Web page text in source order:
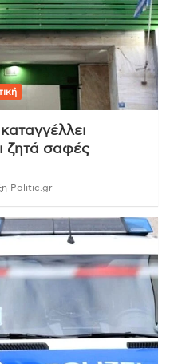
ζητά σαφές
Politic.gr